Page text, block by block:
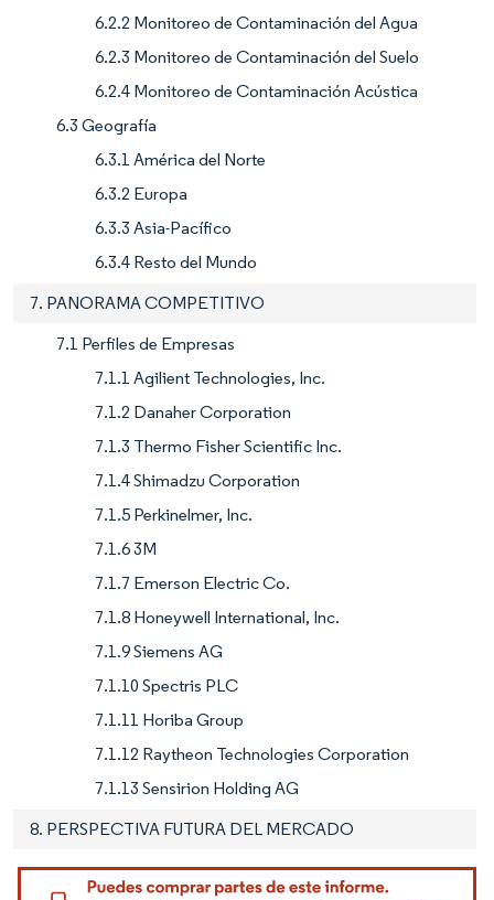
6.2.2 Monitoreo de Contaminación del Agua
6.2.3 Monitoreo de Contaminación del Suelo
6.2.4 Monitoreo de Contaminación Acústica
6.3 Geografía
6.3.1 América del Norte
6.3.2 Europa
6.3.3 Asia-Pacífico
6.3.4 Resto del Mundo
7. PANORAMA COMPETITIVO
7.1 Perfiles de Empresas
7.1.1 Agilient Technologies, Inc.
7.1.2 Danaher Corporation
7.1.3 Thermo Fisher Scientific Inc.
7.1.4 Shimadzu Corporation
7.1.5 Perkinelmer, Inc.
7.1.6 3M
7.1.7 Emerson Electric Co.
7.1.8 Honeywell International, Inc.
7.1.9 Siemens AG
7.1.10 Spectris PLC
7.1.11 Horiba Group
7.1.12 Raytheon Technologies Corporation
7.1.13 Sensirion Holding AG
8. PERSPECTIVA FUTURA DEL MERCADO